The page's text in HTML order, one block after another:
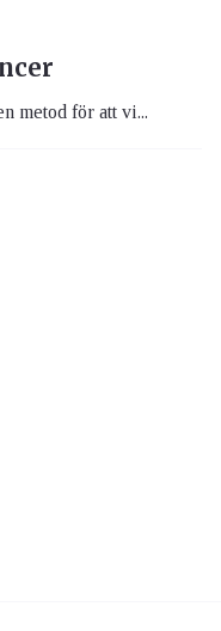
metod för att vi...